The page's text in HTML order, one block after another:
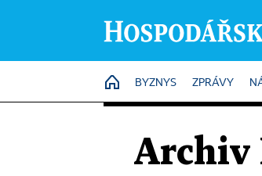
HOME
BYZNYS ZPRÁVY
Archiv